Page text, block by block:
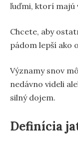
ľuďmi, ktorí majú
Chcete, aby
pádom lepší ako
Významy snov
nedávno videli
silný dojem.
Definícia